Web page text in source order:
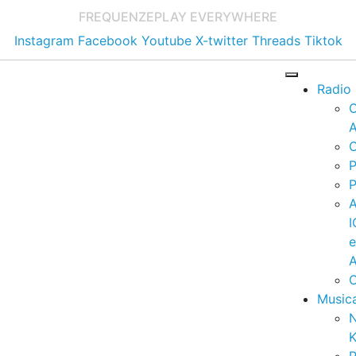
FREQUENZEPLAY EVERYWHERE
Instagram Facebook Youtube X-twitter Threads Tiktok
Radio
e